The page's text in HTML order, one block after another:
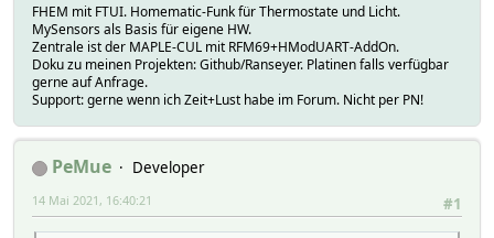
FHEM mit FTUI. Homematic-Funk für Thermostate und Licht.
MySensors als Basis für eigene HW.
Zentrale ist der MAPLE-CUL mit RFM69+HModUART-AddOn.
Doku zu meinen Projekten: Github/Ranseyer. Platinen falls verfügbar
gerne auf Anfrage.
Support: gerne wenn ich Zeit+Lust habe im Forum. Nicht per PN!
PeMue
Developer
#1
14 Mai 2021, 16:40:21